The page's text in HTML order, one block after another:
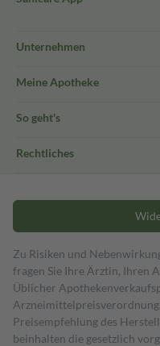
Unternehmen
Meine Apotheke
So geht's
Rechtliches
Zu Risiken und
fragen Sie Ihre Ärztin, Ihren
Üblicher
Preisempfehlung des
beinhalten die gesetzlich